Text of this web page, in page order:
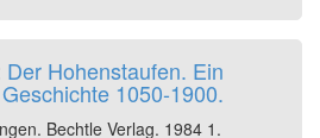
Der Hohenstaufen. Ein
1050-1900.
Bechtle Verlag. 1984 1.